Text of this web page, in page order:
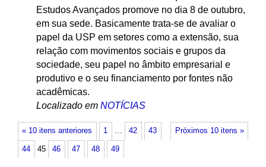
Estudos Avançados promove no dia 8 de outubro,
em sua sede. Basicamente trata-se de avaliar o
papel da USP em setores como a extensão, sua
relação com movimentos sociais e grupos da
sociedade, seu papel no âmbito empresarial e
produtivo e o seu financiamento por fontes não
acadêmicas.
Localizado em NOTÍCIAS
« 10 itens anteriores Próximos 10 itens »
1 … 42 43
44 45 46 47 48 49